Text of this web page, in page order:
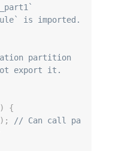
is imported.
partition
export it.
)
{
) ;
// Can call pa